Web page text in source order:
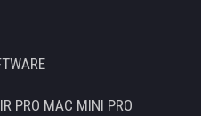
PRO MAC MINI PRO